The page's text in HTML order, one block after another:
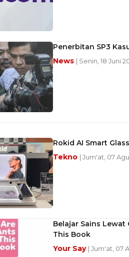
Penerbitan SP3
News | Senin, 18 Juni
Rokid AI Smart
Tekno | Jum'at, 07
Belajar Sains Lewat
This Book
Your Say | Jum'at, 07